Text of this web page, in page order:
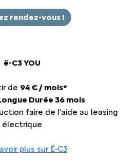
rendez-vous !
ë-C3 YOU
de 94 € / mois*
Durée 36 mois
faire de l'aide au leasing
électrique
plus sur Ë-C3